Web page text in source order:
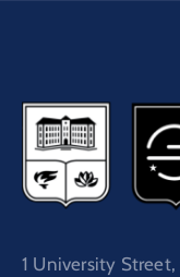
1 University